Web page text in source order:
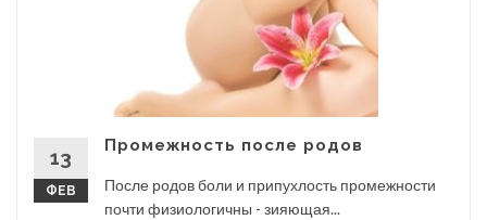
13
ФЕВ
Промежность после родов
После родов боли и припухлость промежности
почти физиологичны - зияющая...